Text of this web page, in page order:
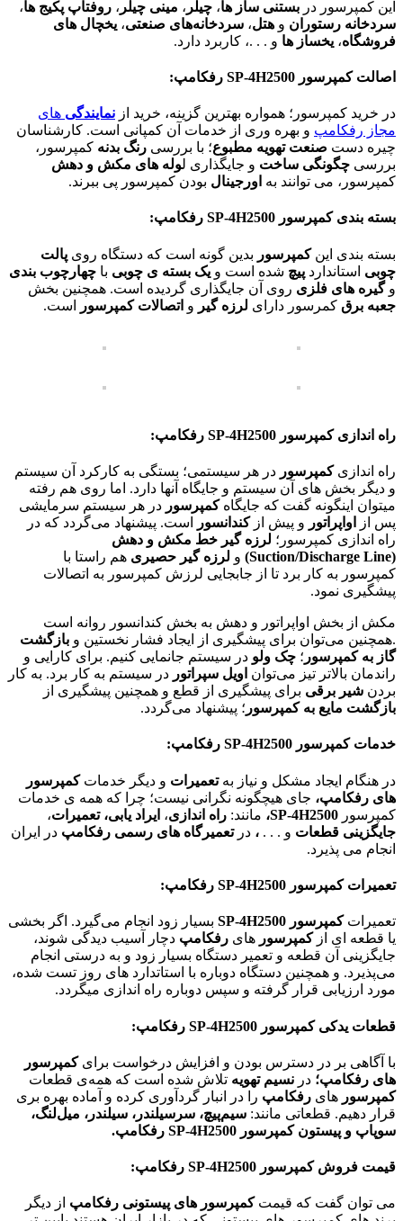
این کمپرسور در بستنی ساز ها، چیلر ، مینی چیلر ، روفتاپ پکیج ها،
سردخانه رستوران و هتل، سردخانه‌های صنعتی، یخچال های
فروشگاه، یخساز ها و . . .، کاربرد دارد.
اصالت کمپرسور SP-4H2500 رفکامپ:
در خرید کمپرسور؛ همواره بهترین گزینه، خرید از نمایندگی های
مجاز رفکامپ و بهره وری از خدمات آن کمپانی است. کارشناسان
چیره دست صنعت تهویه مطبوع؛ با بررسی رنگ بدنه کمپرسور،
بررسی چگونگی ساخت و جایگذاری لوله های مکش و دهش
کمپرسور، می توانند به اورجینال بودن کمپرسور پی ببرند.
بسته بندی کمپرسور SP-4H2500 رفکامپ:
بسته بندی اینکمپرسور بدین گونه است که دستگاه روی پالت
چوبی استاندارد پیچ شده است و یک بسته ی چوبی با چهارچوب بندی
وگیره های فلزی روی آن جایگذاری گردیده است. همچنین بخش
جعبه برق کمرسور دارای لرزه گیر و اتصالات کمپرسور است.
راه اندازی کمپرسور SP-4H2500 رفکامپ:
راه اندازیکمپرسور در هر سیستمی؛ بستگی به کارکرد آن سیستم
و دیگر بخش های آن سیستم و جایگاه آنها دارد. اما روی هم رفته
میتوان اینگونه گفت که جایگاهکمپرسور در هر سیستم سرمایشی
پس از
اواپراتور و پیش ازکندانسور
است. پیشنهاد می‌گردد که در
راه اندازی کمپرسور؛ لرزه گیر خط مکش و دهش
(Suction/Discharge Line)
و لرزه گیر حصیری هم راستا با
کمپرسور به کار برد تا از جابجایی لرزش کمپرسور به اتصالات
پیشگیری نمود.
مکش از بخش اواپراتور و دهش به بخش کندانسور روانه است
.همچنین می‌توان برای پیشگیری از ایجاد فشار نخستین و بازگشت
گاز به کمپرسور ؛ چک ولو در سیستم جانمایی کنیم. برای کارایی و
راندمان بالاتر تیز می‌توان اویل سپراتور در سیستم به کار برد. به کار
بردن شیر برقی برای پیشگیری از قطع و همچنین پیشگیری از
بازگشت مایع به کمپرسور ؛ پیشنهاد می‌گردد.
خدمات کمپرسور SP-4H2500 رفکامپ:
در هنگام ایجاد مشکل و نیاز بهتعمیرات و دیگر خدماتکمپرسور
های رفکامپ، جای هیچگونه نگرانی نیست؛ چرا که همه ی خدمات
کمپرسور SP-4H2500، مانند: راه اندازی، ایراد یابی،تعمیرات،
جایگزینی قطعات و . . . ، درتعمیرگاه های رسمی رفکامپ در ایران
انجام می پذیرد.
تعمیرات کمپرسور SP-4H2500 رفکامپ:
تعمیراتکمپرسور SP-4H2500
بسیار زود انجام می‌گیرد. اگر بخشی
یا قطعه ای ازکمپرسور های رفکامپ دچار آسیب دیدگی شوند،
جایگزینی آن قطعه و تعمیر دستگاه بسیار زود و به درستی انجام
می‌پذیرد. و همچنین دستگاه دوباره با استاتدارد های روز تست شده،
مورد ارزیابی قرار گرفته و سپس دوباره راه اندازی میگردد.
قطعات یدکی کمپرسور SP-4H2500 رفکامپ:
با آگاهی بر در دسترس بودن و افزایش درخواست برایکمپرسور
های رفکامپ؛ در نسیم تهویه تلاش شده است که همه‌ی قطعات
کمپرسور های رفکامپ را در انبار گردآوری کرده و آماده بهره بری
قرار دهیم. قطعاتی مانند: سیم‌پیچ، سرسیلندر، سیلندر، میل‌لنگ،
سوپاپ و پیستون کمپرسور SP-4H2500 رفکامپ.
قیمت فروش کمپرسور SP-4H2500 رفکامپ:
می توان گفت که قیمتکمپرسور های پیستونی رفکامپ از دیگر